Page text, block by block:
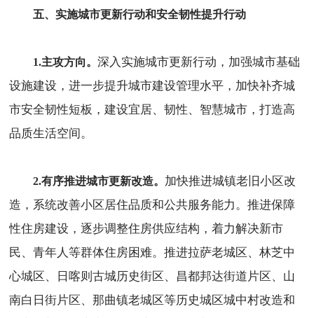
五、实施城市更新行动和安全韧性提升行动
1.主攻方向。深入实施城市更新行动，加强城市基础
设施建设，进一步提升城市建设管理水平，加快补齐城
市安全韧性短板，建设宜居、韧性、智慧城市，打造高
品质生活空间。
2.有序推进城市更新改造。 加快推进城镇老旧小区改
造，系统改善小区居住品质和公共服务能力。推进保障
性住房建设，逐步调整住房供应结构，着力解决新市
民、青年人等群体住房困难。推进拉萨老城区、林芝中
心城区、日喀则古城历史街区、昌都邦达街道片区、山
南白日街片区、那曲镇老城区等历史城区城中村改造和